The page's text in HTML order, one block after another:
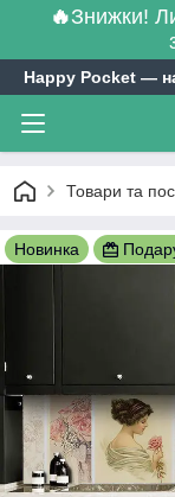
🔥Знижки!
Happy Pocket ―
Товари та
Новинка